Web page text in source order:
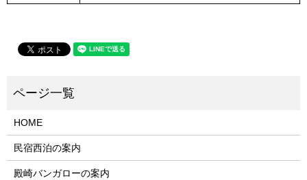
HOME
民宿西泊の案内
殿崎バンガローの案内